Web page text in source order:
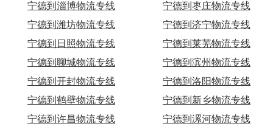
宁德到淄博物流专线
宁德到枣庄物流专线
宁德到潍坊物流专线
宁德到济宁物流专线
宁德到日照物流专线
宁德到莱芜物流专线
宁德到聊城物流专线
宁德到滨州物流专线
宁德到开封物流专线
宁德到洛阳物流专线
宁德到鹤壁物流专线
宁德到新乡物流专线
宁德到许昌物流专线
宁德到漯河物流专线